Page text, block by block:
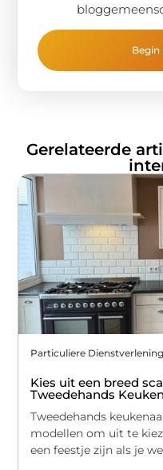
Begin
Gerelateerde
Particuliere Dienstverlening
Kies uit een breed
Tweedehands
Tweedehands
modellen om uit te
een feestje zijn als je